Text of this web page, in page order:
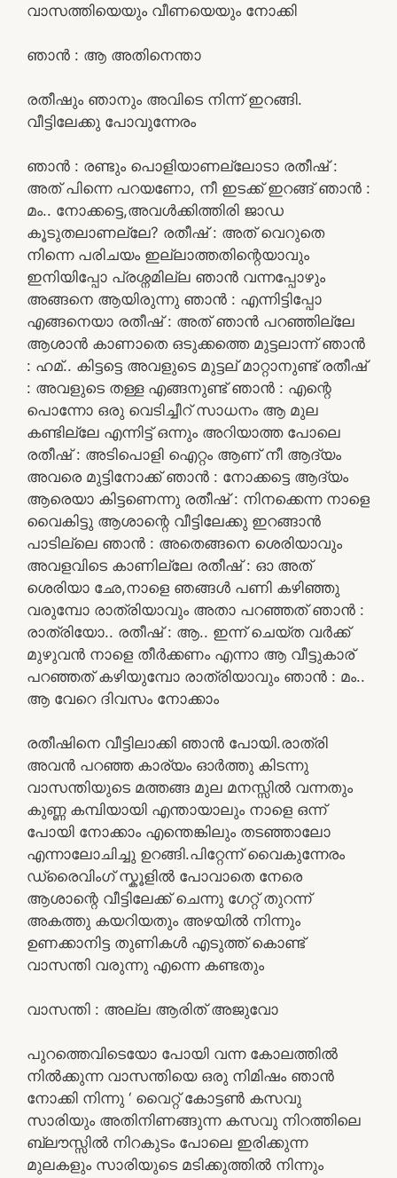
വാസത്തിയെയും വീണയെയും നോക്കി
ഞാൻ : ആ അതിനെന്താ
രതീഷും ഞാനും അവിടെ നിന്ന് ഇറങ്ങി.
വീട്ടിലേക്കു പോവുന്നേരം
ഞാൻ : രണ്ടും പൊളിയാണല്ലോടാ രതീഷ് :
അത് പിന്നെ പറയണോ, നീ ഇടക്ക് ഇറങ്ങ് ഞാൻ :
മം.. നോക്കട്ടെ,അവൾക്കിത്തിരി ജാഡ
കൂടുതലാണല്ലേ? രതീഷ് : അത് വെറുതെ
നിന്നെ പരിചയം ഇല്ലാത്തതിന്റെയാവും
ഇനിയിപ്പോ പ്രശ്നമില്ല ഞാൻ വന്നപ്പോഴും
അങ്ങനെ ആയിരുന്നു ഞാൻ : എന്നിട്ടിപ്പോ
എങ്ങനെയാ രതീഷ് : അത് ഞാൻ പറഞ്ഞില്ലേ
ആശാൻ കാണാതെ ഒടുക്കത്തെ മുട്ടലാന്ന് ഞാൻ
: ഹമ്.. കിട്ടട്ടെ അവളുടെ മുട്ടല് മാറ്റാനുണ്ട് രതീഷ്
: അവളുടെ തള്ള എങ്ങനുണ്ട് ഞാൻ : എന്റെ
പൊന്നോ ഒരു വെടിച്ചീറ് സാധനം ആ മുല
കണ്ടില്ലേ എന്നിട്ട് ഒന്നും അറിയാത്ത പോലെ
രതീഷ് : അടിപൊളി ഐറ്റം ആണ് നീ ആദ്യം
അവരെ മുട്ടിനോക്ക് ഞാൻ : നോക്കട്ടെ ആദ്യം
ആരെയാ കിട്ടണെന്നു രതീഷ് : നിനക്കെന്ന നാളെ
വൈകിട്ടു ആശാന്റെ വീട്ടിലേക്കു ഇറങ്ങാൻ
പാടില്ലെ ഞാൻ : അതെങ്ങനെ ശെരിയാവും
അവളവിടെ കാണില്ലേ രതീഷ് : ഓ അത്
ശെരിയാ ഛേ,നാളെ ഞങ്ങൾ പണി കഴിഞ്ഞു
വരുമ്പോ രാത്രിയാവും അതാ പറഞ്ഞത് ഞാൻ :
രാത്രിയോ.. രതീഷ് : ആ.. ഇന്ന് ചെയ്ത വർക്ക്‌
മുഴുവൻ നാളെ തീർക്കണം എന്നാ ആ വീട്ടുകാര്
പറഞ്ഞത് കഴിയുമ്പോ രാത്രിയാവും ഞാൻ : മം..
ആ വേറെ ദിവസം നോക്കാം
രതീഷിനെ വീട്ടിലാക്കി ഞാൻ പോയി.രാത്രി
അവൻ പറഞ്ഞ കാര്യം ഓർത്തു കിടന്നു
വാസന്തിയുടെ മത്തങ്ങ മുല മനസ്സിൽ വന്നതും
കുണ്ണ കമ്പിയായി എന്തായാലും നാളെ ഒന്ന്
പോയി നോക്കാം എന്തെങ്കിലും തടഞ്ഞാലോ
എന്നാലോചിച്ചു ഉറങ്ങി.പിറ്റേന്ന് വൈകുന്നേരം
ഡ്രൈവിംഗ് സ്കൂളിൽ പോവാതെ നേരെ
ആശാന്റെ വീട്ടിലേക്ക് ചെന്നു ഗേറ്റ് തുറന്ന്
അകത്തു കയറിയതും അഴയിൽ നിന്നും
ഉണക്കാനിട്ട തുണികൾ എടുത്ത് കൊണ്ട്
വാസന്തി വരുന്നു എന്നെ കണ്ടതും
വാസന്തി : അല്ല ആരിത് അജുവോ
പുറത്തെവിടെയോ പോയി വന്ന കോലത്തിൽ
നിൽക്കുന്ന വാസന്തിയെ ഒരു നിമിഷം ഞാൻ
നോക്കി നിന്നു ‘ വൈറ്റ് കോട്ടൺ കസവു
സാരിയും അതിനിണങ്ങുന്ന കസവു നിറത്തിലെ
ബ്ലൗസ്സിൽ നിറകുടം പോലെ ഇരിക്കുന്ന
മുലകളും സാരിയുടെ മടിക്കുത്തിൽ നിന്നും